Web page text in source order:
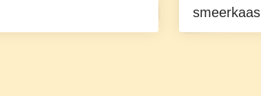
smeerkaas